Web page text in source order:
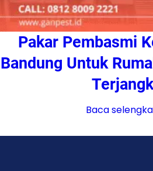
Pakar Pembasmi
Bandung Untuk
Baca